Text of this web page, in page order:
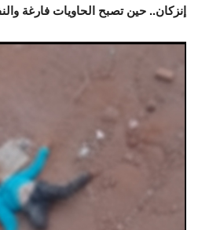
إنزكان.. حين تصبح الحاويات فارغة